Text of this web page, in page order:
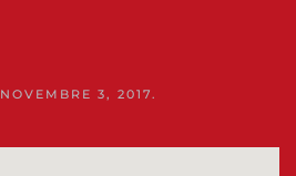
NOVEMBRE 3, 2017.